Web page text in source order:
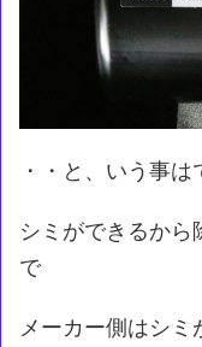
・・と、いう事は
シミができるから
で
メーカー側はシ